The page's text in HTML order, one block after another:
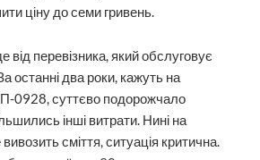
ціну до семи гривень.
від перевізника, який обслуговує
останні два роки, кажуть на
0928, суттєво подорожчало
інші витрати. Нині на
вивозить сміття, ситуація критична.